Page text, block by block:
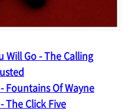
Will Go - The Calling
Fountains Of Wayne
The Click Five